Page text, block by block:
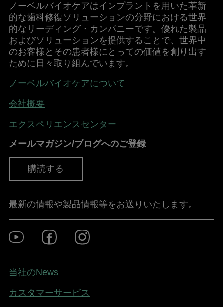
ノーベルバイオケアはインプラントを用いた革新
的な歯科修復ソリューションの分野における世界
的なリーディング・カンパニーです。優れた製品
およびソリューションを提供することで、世界中
のお客様とその患者様にとっての価値を創り出す
ために日々取り組んでいます。
ノーベルバイオケアについて
会社概要
エクスペリエンスセンター
メールマガジン/ブログへのご登録
購読する
最新の情報や製品情報等をお送りいたします。
Footer
Social
Japan
Youtube FacebookInstagram
Footer
Japan
当社のNews
カスタマーサービス